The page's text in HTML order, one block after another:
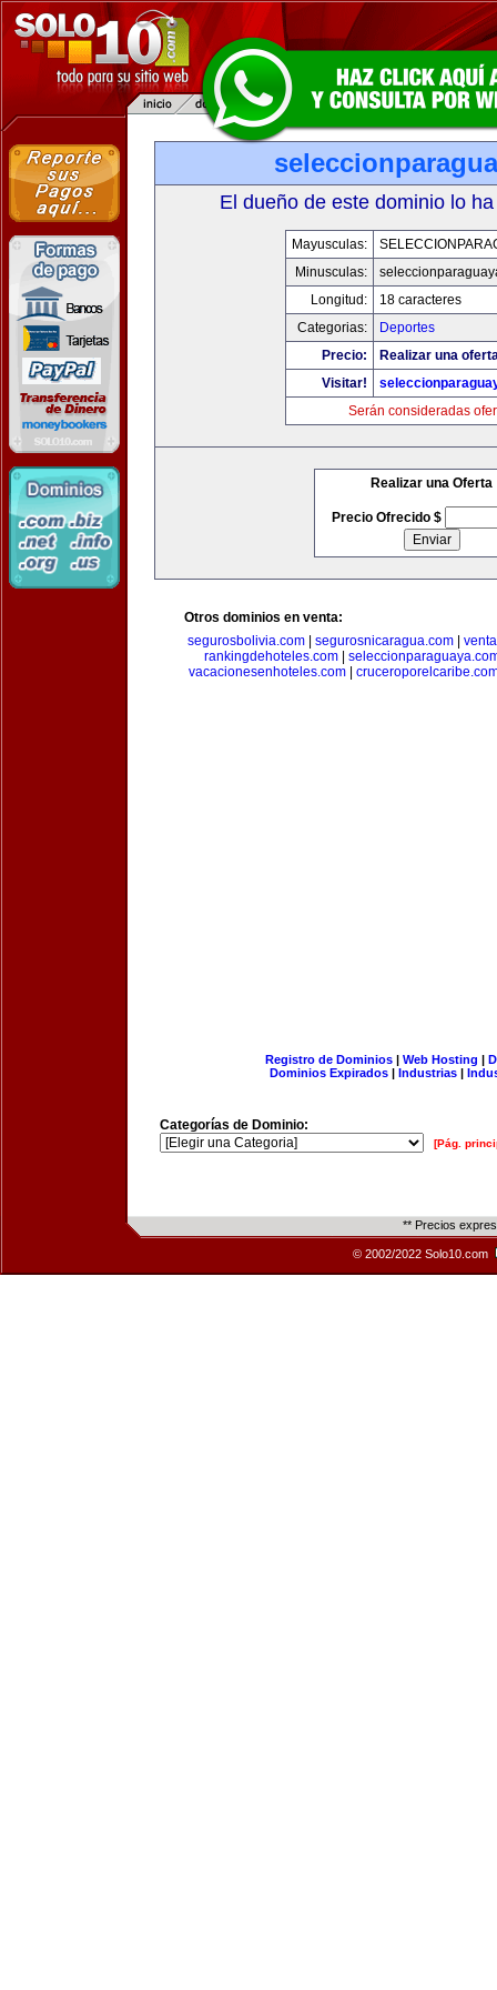
El dueño de este dominio lo
Mayusculas:
Minusculas:
Longitud:
18 caracteres
Categorias:
Deportes
Precio:
Realizar una
Visitar!
Serán consideradas
Realizar una Oferta
Precio Ofrecido $
Otros dominios en venta:
segurosbolivia.com| segurosnicaragua.com|
rankingdehoteles.com|
vacacionesenhoteles.com
Registro de Dominios| Web Hosting |
Dominios Expirados | Industrias |
Categorías de Dominio:
[Pág.
** Precios
© 2002/2022 Solo10.com